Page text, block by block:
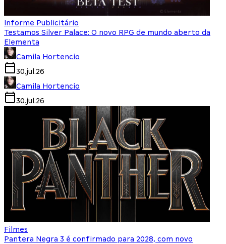
Informe Publicitário
Testamos Silver Palace: O novo RPG de mundo aberto da
Elementa
Camila Hortencio
30.jul.26
Camila Hortencio
30.jul.26
Filmes
Pantera Negra 3 é confirmado para 2028, com novo